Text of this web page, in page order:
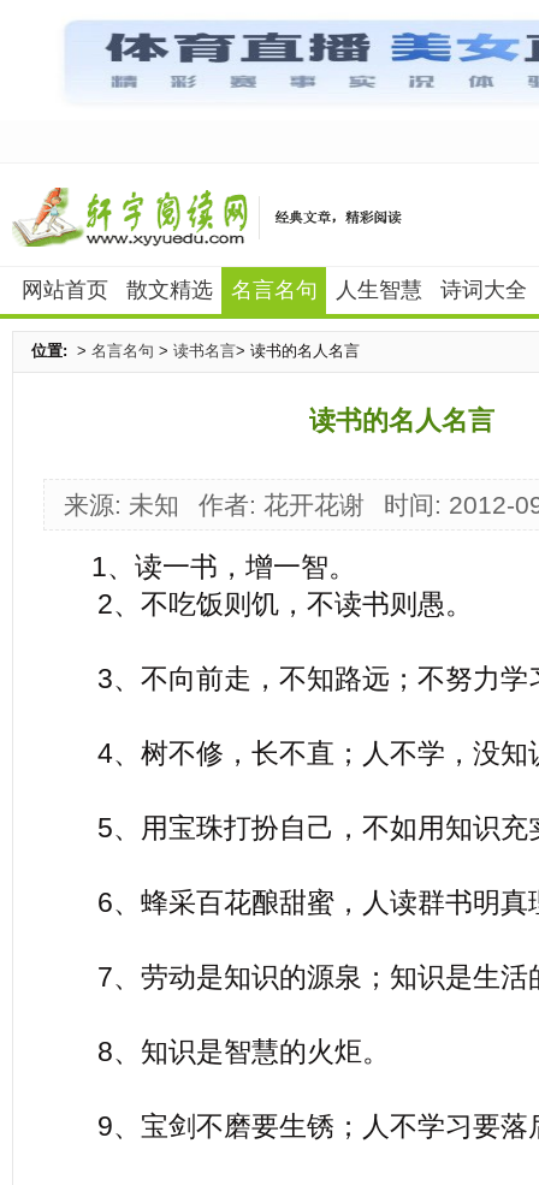
网站首页 散文精选 名言名句 人生智慧 诗词大全
位置: > 名言名句 > 读书名言> 读书的名人名言
读书的名人名言
来源: 未知 作者: 花开花谢 时间: 2012-
1、读一书，增一智。
2、不吃饭则饥，不读书则愚。
3、不向前走，不知路远；不努力学
4、树不修，长不直；人不学，没知
5、用宝珠打扮自己，不如用知识充
6、蜂采百花酿甜蜜，人读群书明真
7、劳动是知识的源泉；知识是生活
8、知识是智慧的火炬。
9、宝剑不磨要生锈；人不学习要落